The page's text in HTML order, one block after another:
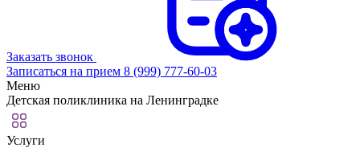
Заказать звонок
Записаться на прием 8 (999) 777-60-03
Меню
Детская поликлиника на Ленинградке
Услуги